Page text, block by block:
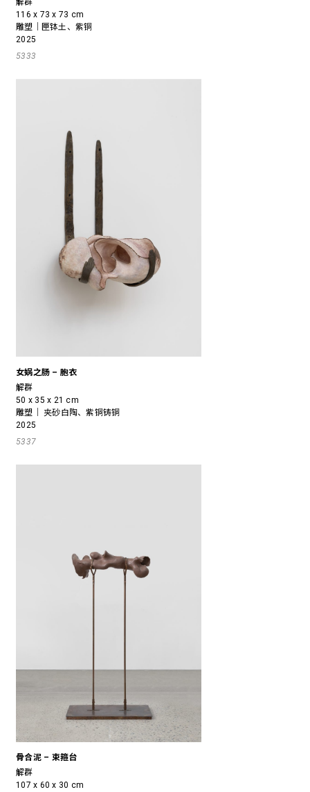
解群
116 x 73 x 73 cm
雕塑｜匣钵土、紫铜
2025
5333
女娲之肠 – 胞衣
解群
50 x 35 x 21 cm
雕塑｜ 夹砂白陶、紫铜铸铜
2025
5337
骨合泥 – 束箍台
解群
107 x 60 x 30 cm